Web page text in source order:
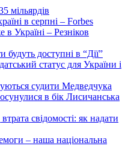
мільярдів
в серпні – Forbes
Україні – Резніков
доступні в “Дії”
статус для України і
судити Медведчука
в бік Лисичанська
свідомості: як надати
– наша національна